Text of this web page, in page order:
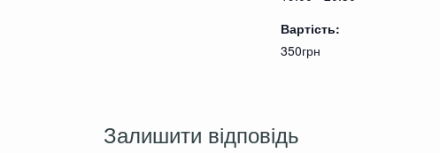
Вартість:
350грн
Залишити відповідь